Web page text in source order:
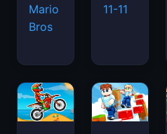
Mario
Bros
11-11